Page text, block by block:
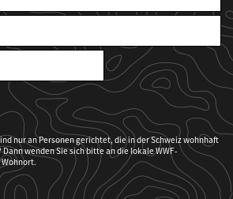
nur an Personen gerichtet, die in der Schweiz wohnhaft
Dann wenden Sie sich bitte an die lokale WWF-